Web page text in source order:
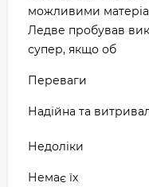
можливими
Ледве пробував
супер, якщо об
Переваги
Надійна та
Недоліки
Немає їх